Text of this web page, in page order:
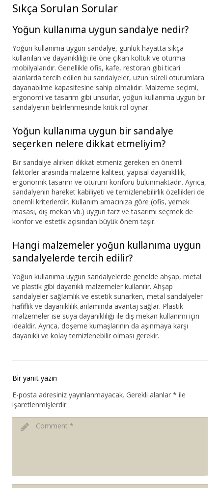
Sıkça Sorulan Sorular
Yoğun kullanıma uygun sandalye nedir?
Yoğun kullanıma uygun sandalye, günlük hayatta sıkça
kullanılan ve dayanıklılığı ile öne çıkan koltuk ve oturma
mobilyalarıdır. Genellikle ofis, kafe, restoran gibi ticari
alanlarda tercih edilen bu sandalyeler, uzun süreli oturumlara
dayanabilme kapasitesine sahip olmalıdır. Malzeme seçimi,
ergonomi ve tasarım gibi unsurlar, yoğun kullanıma uygun bir
sandalyenin belirlenmesinde kritik rol oynar.
Yoğun kullanıma uygun bir sandalye
seçerken nelere dikkat etmeliyim?
Bir sandalye alırken dikkat etmeniz gereken en önemli
faktörler arasında malzeme kalitesi, yapısal dayanıklılık,
ergonomik tasarım ve oturum konforu bulunmaktadır. Ayrıca,
sandalyenin hareket kabiliyeti ve temizlenebilirlik özellikleri de
önemli kriterlerdir. Kullanım amacınıza göre (ofis, yemek
masası, dış mekan vb.) uygun tarz ve tasarımı seçmek de
konfor ve estetik açısından büyük önem taşır.
Hangi malzemeler yoğun kullanıma uygun
sandalyelerde tercih edilir?
Yoğun kullanıma uygun sandalyelerde genelde ahşap, metal
ve plastik gibi dayanıklı malzemeler kullanılır. Ahşap
sandalyeler sağlamlık ve estetik sunarken, metal sandalyeler
hafiflik ve dayanıklılık anlamında avantaj sağlar. Plastik
malzemeler ise suya dayanıklılığı ile dış mekan kullanımı için
idealdir. Ayrıca, döşeme kumaşlarının da aşınmaya karşı
dayanıklı ve kolay temizlenebilir olması gerekir.
Bir yanıt yazın
E-posta adresiniz yayınlanmayacak. Gerekli alanlar * ile
işaretlenmişlerdir